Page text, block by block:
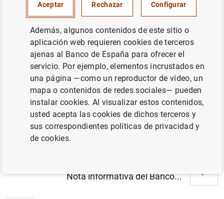
Balanza de Pagos en septiembre de 2004.
Cuadros (13KB)
Balanza de Pagos en septiembre de 2004.
Datos (136KB)
Nota informativa del Banco...
Aceptar Rechazar Configurar
Además, algunos contenidos de este sitio o
aplicación web requieren cookies de terceros
ajenas al Banco de España para ofrecer el
servicio. Por ejemplo, elementos incrustados en
una página —como un reproductor de vídeo, un
mapa o contenidos de redes sociales— pueden
instalar cookies. Al visualizar estos contenidos,
usted acepta las cookies de dichos terceros y
sus correspondientes políticas de privacidad y
de cookies.